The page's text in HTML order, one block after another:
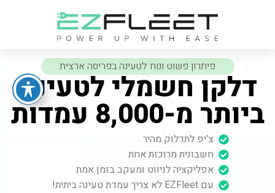
פיתרון פשוט ונוח לטעינה בפריסה ארצית
דלקן חשמלי לטעינה
ביותר מ-8,000 עמדות
צ'יפ לתדלוק מהיר
חשבונית מרוכזת אחת
אפליקציה לניווט ומעקב בזמן אמת
עם EZFleet לא צריך עמדת טעינה ביתית!